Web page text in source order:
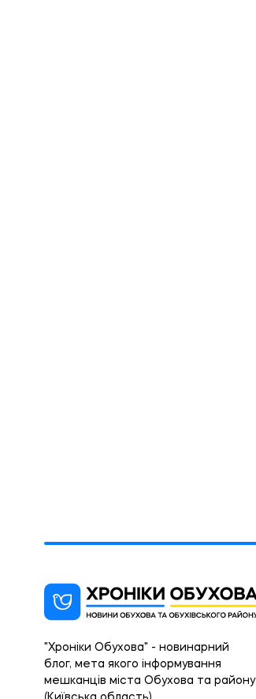
"Хроніки Обухова" - новинарний
блог, мета якого інформування
мешканців міста Обухова та району